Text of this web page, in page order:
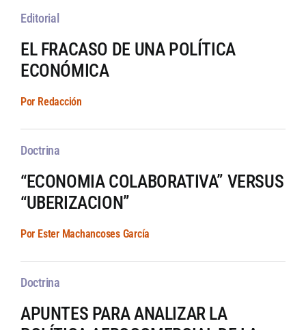
Editorial
EL FRACASO DE UNA POLÍTICA
ECONÓMICA
Por Redacción
Doctrina
“ECONOMIA COLABORATIVA” VERSUS
“UBERIZACION”
Por Ester Machancoses García
Doctrina
APUNTES PARA ANALIZAR LA